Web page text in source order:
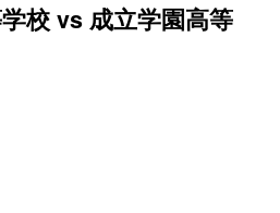
校 vs 成立学園高等